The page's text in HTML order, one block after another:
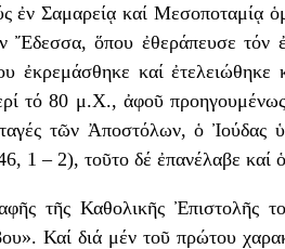
ἐν Σαμαρείᾳ καί Μεσοποταμίᾳ
Ἔδεσσα, ὅπου ἐθεράπευσε τόν
καί ἐτελειώθηκε
τό 80 μ.Χ., ἀφοῦ
τῶν Ἀποστόλων, ὁ Ἰούδας
1 – 2), τοῦτο δέ ἐπανέλαβε καί
τῆς Καθολικῆς Ἐπιστολῆς
Καί διά μέν τοῦ πρώτου